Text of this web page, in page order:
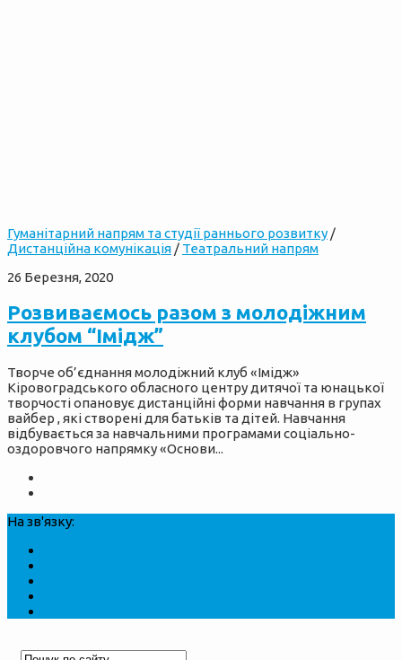
Гуманітарний напрям та студії раннього розвитку /
Дистанційна комунікація / Театральний напрям
26 Березня, 2020
Розвиваємось разом з молодіжним
клубом “Імідж”
Творче об’єднання молодіжний клуб «Імідж»
Кіровоградського обласного центру дитячої та юнацької
творчості опановує дистанційні форми навчання в групах
вайбер , які створені для батьків та дітей. Навчання
відбувається за навчальними програмами соціально-
оздоровчого напрямку «Основи...
На зв'язку: